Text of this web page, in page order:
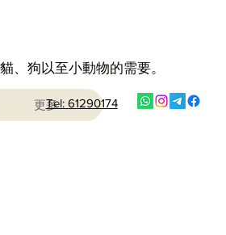
、狗以至小動物的需要。
更多Tel: 61290174